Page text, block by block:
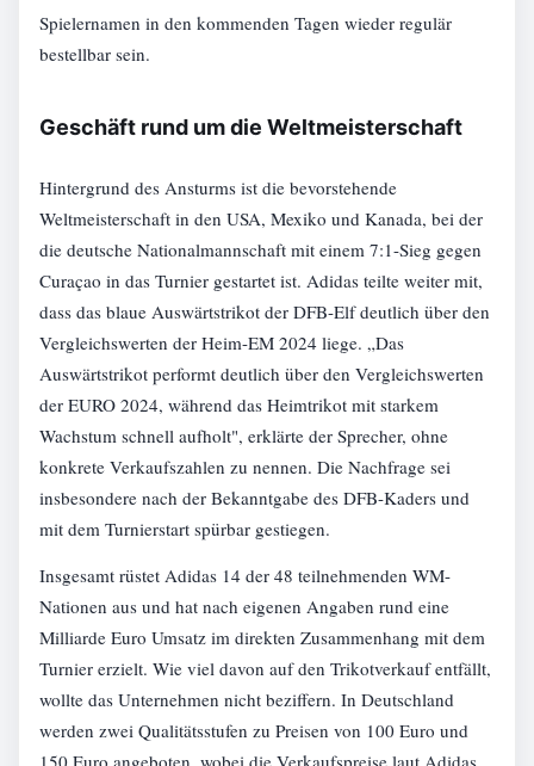
Spielernamen in den kommenden Tagen wieder regulär
bestellbar sein.
Geschäft rund um die Weltmeisterschaft
Hintergrund des Ansturms ist die bevorstehende
Weltmeisterschaft in den USA, Mexiko und Kanada, bei der
die deutsche Nationalmannschaft mit einem 7:1-Sieg gegen
Curaçao in das Turnier gestartet ist. Adidas teilte weiter mit,
dass das blaue Auswärtstrikot der DFB-Elf deutlich über den
Vergleichswerten der Heim-EM 2024 liege. „Das
Auswärtstrikot performt deutlich über den Vergleichswerten
der EURO 2024, während das Heimtrikot mit starkem
Wachstum schnell aufholt", erklärte der Sprecher, ohne
konkrete Verkaufszahlen zu nennen. Die Nachfrage sei
insbesondere nach der Bekanntgabe des DFB-Kaders und
mit dem Turnierstart spürbar gestiegen.
Insgesamt rüstet Adidas 14 der 48 teilnehmenden WM-
Nationen aus und hat nach eigenen Angaben rund eine
Milliarde Euro Umsatz im direkten Zusammenhang mit dem
Turnier erzielt. Wie viel davon auf den Trikotverkauf entfällt,
wollte das Unternehmen nicht beziffern. In Deutschland
werden zwei Qualitätsstufen zu Preisen von 100 Euro und
150 Euro angeboten, wobei die Verkaufspreise laut Adidas